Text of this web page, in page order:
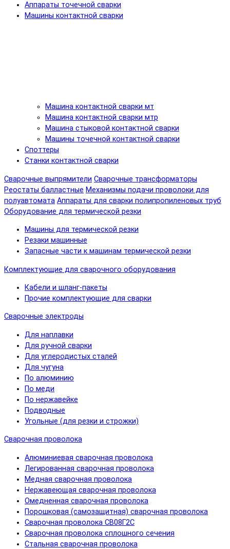
Аппараты точечной сварки
Машины контактной сварки
Машина контактной сварки мт
Машина контактной сварки мтр
Машина стыковой контактной сварки
Машины точечной контактной сварки
Споттеры
Станки контактной сварки
Сварочные выпрямители Сварочные трансформаторы
Реостаты балластные Механизмы подачи проволоки для
полуавтомата Аппараты для сварки полипропиленовых труб
Оборудование для термической резки
Машины для термической резки
Резаки машинные
Запасные части к машинам термической резки
Комплектующие для сварочного оборудования
Кабели и шланг-пакеты
Прочие комплектующие для сварки
Сварочные электроды
Для наплавки
Для ручной сварки
Для углеродистых сталей
Для чугуна
По алюминию
По меди
По нержавейке
Подводные
Угольные (для резки и строжки)
Сварочная проволока
Алюминиевая сварочная проволока
Легированная сварочная проволока
Медная сварочная проволока
Нержавеющая сварочная проволока
Омедненная сварочная проволока
Порошковая (самозащитная) сварочная проволока
Сварочная проволока СВ08Г2С
Сварочная проволока сплошного сечения
Стальная сварочная проволока